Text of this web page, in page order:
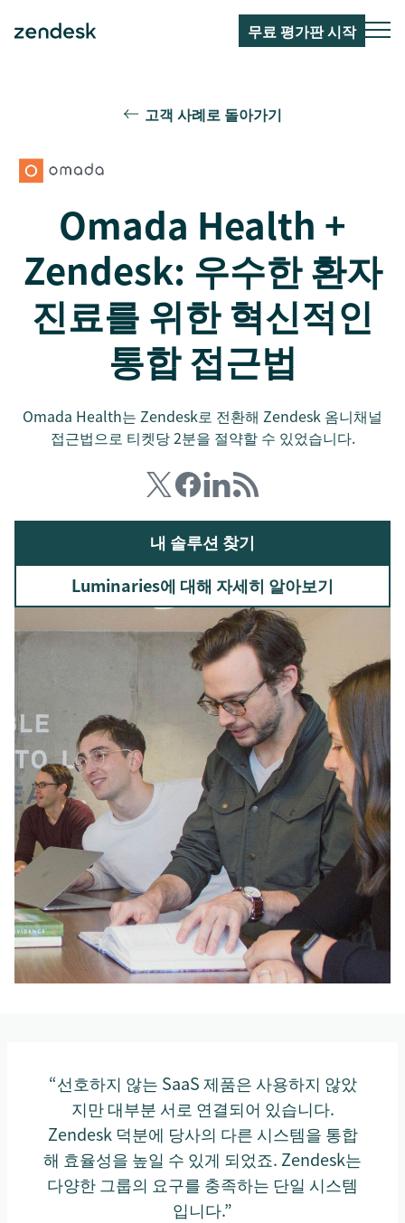
무료 평가판 시작
고객 사례로 돌아가기
Omada Health +
Zendesk: 우수한 환자
진료를 위한 혁신적인
통합 접근법
Omada Health는 Zendesk로 전환해 Zendesk 옴니채널
접근법으로 티켓당 2분을 절약할 수 있었습니다.
내 솔루션 찾기
Luminaries에 대해 자세히 알아보기
“선호하지 않는 SaaS 제품은 사용하지 않았
지만 대부분 서로 연결되어 있습니다.
Zendesk 덕분에 당사의 다른 시스템을 통합
해 효율성을 높일 수 있게 되었죠. Zendesk는
다양한 그룹의 요구를 충족하는 단일 시스템
입니다.”